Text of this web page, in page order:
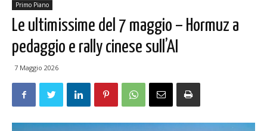
Primo Piano
Le ultimissime del 7 maggio – Hormuz a
pedaggio e rally cinese sull’AI
7 Maggio 2026